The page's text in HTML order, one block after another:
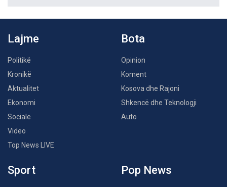
Lajme
Politikë
Kronikë
Aktualitet
Ekonomi
Sociale
Video
Top News LIVE
Bota
Opinion
Koment
Kosova dhe Rajoni
Shkencë dhe Teknologji
Auto
Sport Pop News